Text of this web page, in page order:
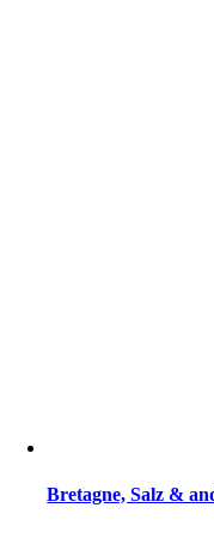
Bretagne, Salz &